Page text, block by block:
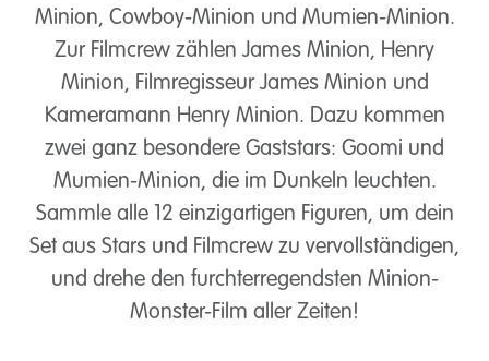
Minion, Cowboy-Minion und Mumien-Minion.
Zur Filmcrew zählen James Minion, Henry
Minion, Filmregisseur James Minion und
Kameramann Henry Minion. Dazu kommen
zwei ganz besondere Gaststars: Goomi und
Mumien-Minion, die im Dunkeln leuchten.
Sammle alle 12 einzigartigen Figuren, um dein
Set aus Stars und Filmcrew zu vervollständigen,
und drehe den furchterregendsten Minion-
Monster-Film aller Zeiten!